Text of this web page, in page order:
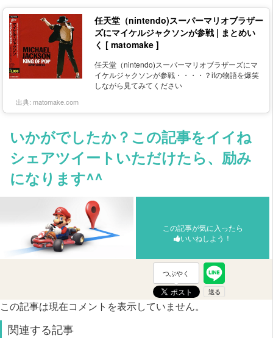
任天堂（nintendo)スーパーマリオブラザー
ズにマイケルジャクソンが参戦 | まとめい
く [ matomake ]
任天堂（nintendo)スーパーマリオブラザーズにマ
イケルジャクソンが参戦・・・・？ifの物語を爆笑
しながら見てみてください
出典: matomake.com
いかがでしたか？この記事をイイね
シェアツイートいただけたら、励み
になります^^
この記事が気に入ったら
いいねしよう！
つぶやく
この記事は現在コメントを表示していません。
関連する記事